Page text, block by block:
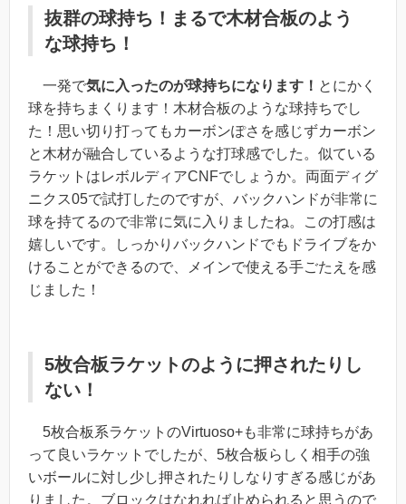
抜群の球持ち！まるで木材合板のよう
な球持ち！
一発で気に入ったのが球持ちになります！ とにかく
球を持ちまくります！木材合板のような球持ちでし
た！思い切り打ってもカーボンぽさを感じずカーボン
と木材が融合しているような打球感でした。似ている
ラケットはレボルディアCNFでしょうか。両面ディグ
ニクス05で試打したのですが、バックハンドが非常に
球を持てるので非常に気に入りましたね。この打感は
嬉しいです。しっかりバックハンドでもドライブをか
けることができるので、メインで使える手ごたえを感
じました！
5枚合板ラケットのように押されたりし
ない！
5枚合板系ラケットのVirtuoso+も非常に球持ちがあ
って良いラケットでしたが、5枚合板らしく相手の強
いボールに対し少し押されたりしなりすぎる感じがあ
りました。ブロックはなれれば止められると思うので